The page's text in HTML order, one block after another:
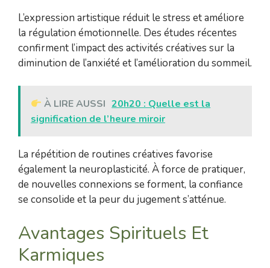
L’expression artistique réduit le stress et améliore
la régulation émotionnelle. Des études récentes
confirment l’impact des activités créatives sur la
diminution de l’anxiété et l’amélioration du sommeil.
À LIRE AUSSI 20h20 : Quelle est la
signification de l’heure miroir
La répétition de routines créatives favorise
également la neuroplasticité. À force de pratiquer,
de nouvelles connexions se forment, la confiance
se consolide et la peur du jugement s’atténue.
Avantages Spirituels Et
Karmiques